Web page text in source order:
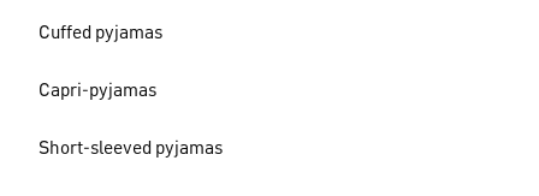
Cuffed pyjamas
Capri-pyjamas
Short-sleeved pyjamas